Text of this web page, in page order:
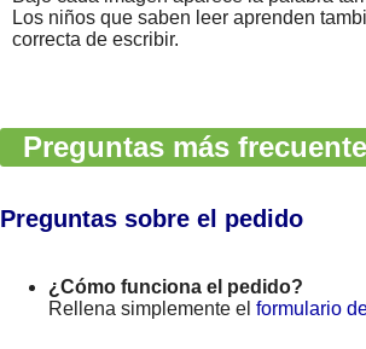
Los niños que saben leer aprenden
correcta de escribir.
Preguntas más
Preguntas sobre el pedido
¿Cómo funciona el pedido?
Rellena simplemente el formulario